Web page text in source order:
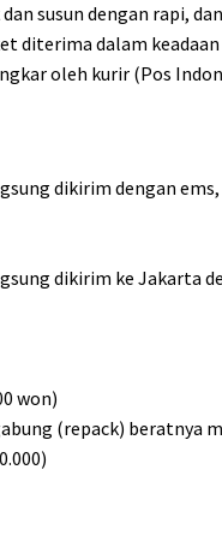
susun dengan rapi,
diterima dalam
oleh kurir (Pos
dikirim dengan
dikirim ke Jakarta
won)
(repack) beratnya